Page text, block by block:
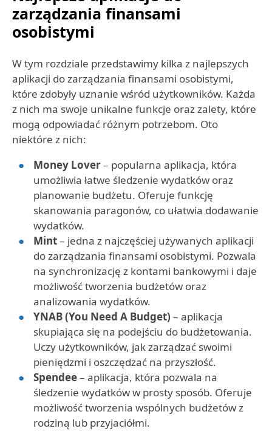
zarządzania finansami
osobistymi
W tym rozdziale przedstawimy kilka z najlepszych
aplikacji do zarządzania finansami osobistymi,
które zdobyły uznanie wśród użytkowników. Każda
z nich ma swoje unikalne funkcje oraz zalety, które
mogą odpowiadać różnym potrzebom. Oto
niektóre z nich:
Money Lover– popularna aplikacja, która
umożliwia łatwe śledzenie wydatków oraz
planowanie budżetu. Oferuje funkcję
skanowania paragonów, co ułatwia dodawanie
wydatków.
Mint– jedna z najczęściej używanych aplikacji
do zarządzania finansami osobistymi. Pozwala
na synchronizację z kontami bankowymi i daje
możliwość tworzenia budżetów oraz
analizowania wydatków.
YNAB (You Need A Budget) – aplikacja
skupiająca się na podejściu do budżetowania.
Uczy użytkowników, jak zarządzać swoimi
pieniędzmi i oszczędzać na przyszłość.
Spendee– aplikacja, która pozwala na
śledzenie wydatków w prosty sposób. Oferuje
możliwość tworzenia wspólnych budżetów z
rodziną lub przyjaciółmi.